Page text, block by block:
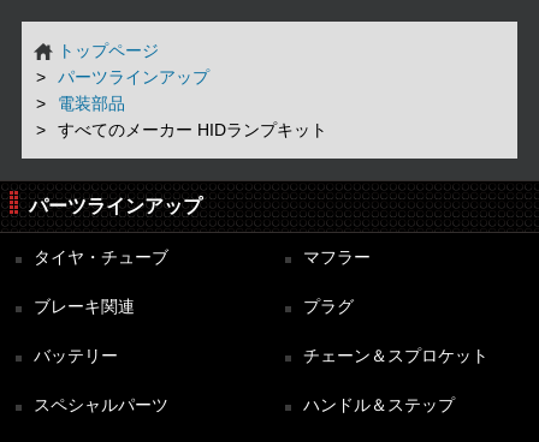
トップページ
パーツラインアップ
電装部品
すべてのメーカー HIDランプキット
パーツラインアップ
タイヤ・チューブ マフラー
ブレーキ関連 プラグ
バッテリー チェーン＆スプロケット
スペシャルパーツ ハンドル＆ステップ